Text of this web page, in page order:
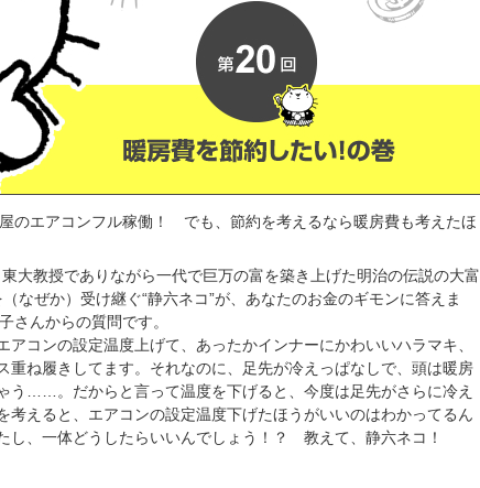
のエアコンフル稼働！ でも、節約を考えるなら暖房費も考えたほ
大教授でありながら一代で巨万の富を築き上げた明治の伝説の大富
ぜか）受け継ぐ“静六ネコ”が、あなたのお金のギモンに答えま
さんからの質問です。
アコンの設定温度上げて、あったかインナーにかわいいハラマキ、
重ね履きしてます。それなのに、足先が冷えっぱなしで、頭は暖房
う……。だからと言って温度を下げると、今度は足先がさらに冷え
考えると、エアコンの設定温度下げたほうがいいのはわかってるん
、一体どうしたらいいんでしょう！？ 教えて、静六ネコ！